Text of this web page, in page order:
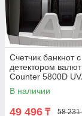
Счетчик банкнот с
детектором
Counter 5800D
Арт.7822
В наличии
49 496 ₸ 58 231